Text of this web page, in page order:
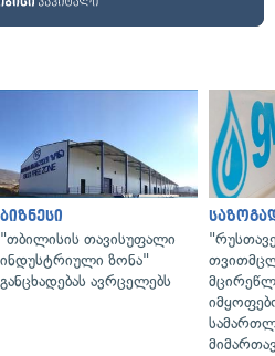
ბიზნესი
"თბილისის თავისუფალი
ინდუსტრიული ზონა"
განცხადებას ავრცელებს